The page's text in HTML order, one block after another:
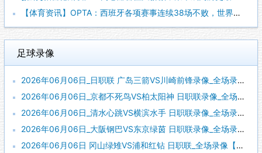
【体育资讯】OPTA：西班牙各项赛事连续38场不败，世界杯夺
足球录像
2026年06月06日_日职联 广岛三箭VS川崎前锋录像_全场录像【全场回放】
2026年06月06日_京都不死鸟VS柏太阳神 日职联录像_全场录像【高清回放】
2026年06月06日_清水心跳VS横滨水手 日职联录像_全场录像【高清回放】
2026年06月06日_大阪钢巴VS东京绿茵 日职联录像_全场录像【高清回放】
2026年06月06日 冈山绿雉VS浦和红钻 日职联_全场录像【全场回放】